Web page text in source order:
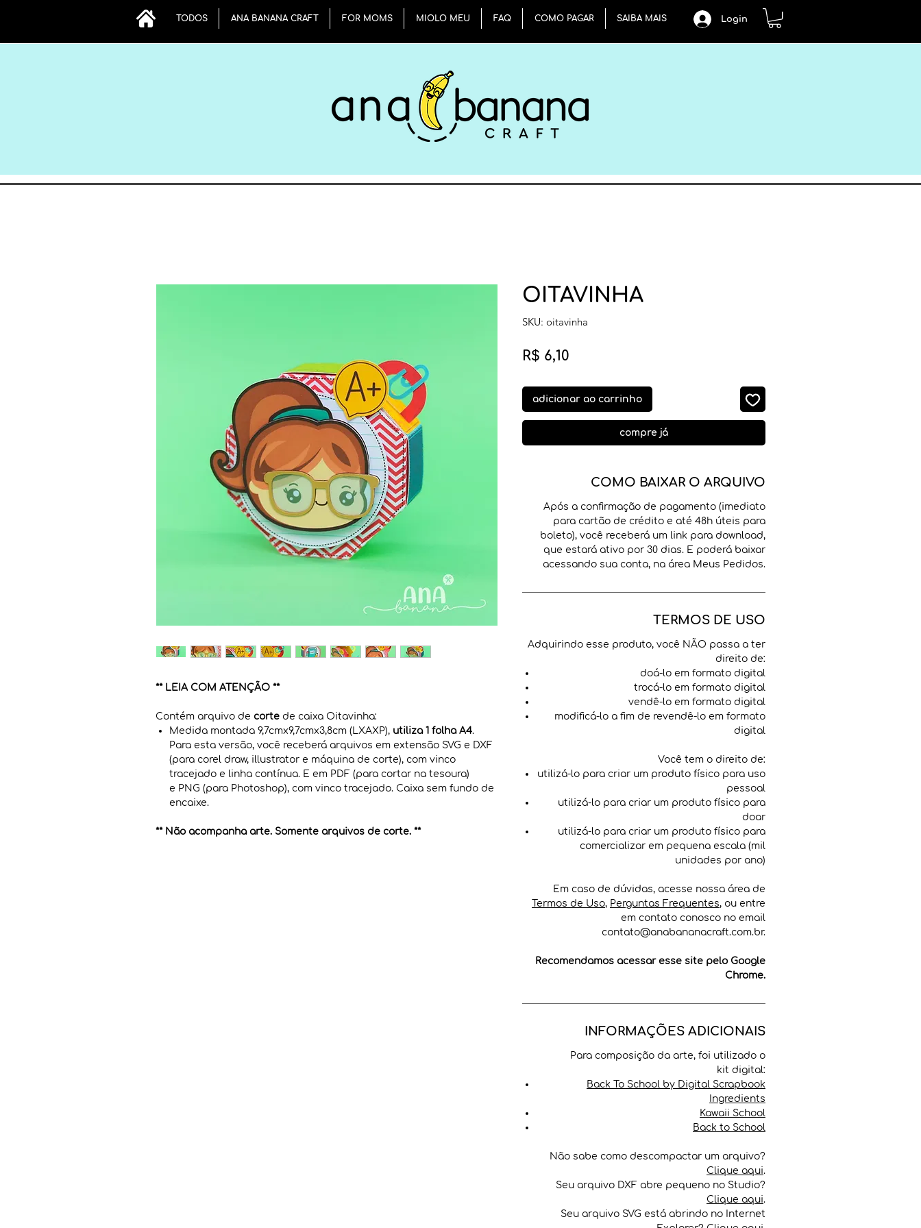
TODOS ANA BANANA CRAFT FOR MOMS MIOLO MEU FAQ COMO PAGAR SAIBA MAIS Login
** LEIA COM ATENÇÃO **
Contém arquivo de corte de caixa Oitavinha:
Medida montada 9,7cmx9,7cmx3,8cm (LXAXP), utiliza 1 folha A4.
Para esta versão, você receberá arquivos em extensão SVG e DXF
(para corel draw, illustrator e máquina de corte), com vinco
tracejado e linha contínua. E em PDF (para cortar na tesoura)
e PNG (para Photoshop), com vinco tracejado. Caixa sem fundo de
encaixe.
** Não acompanha arte. Somente arquivos de corte. **
OITAVINHA
SKU: oitavinha
R$ 6,10
adicionar ao carrinho
compre já
COMO BAIXAR O ARQUIVO
Após a confirmação de pagamento (imediato
para cartão de crédito e até 48h úteis para
boleto), você receberá um link para download,
que estará ativo por 30 dias. E poderá baixar
acessando sua conta, na área Meus Pedidos.
TERMOS DE USO
Adquirindo esse produto, você NÃO passa a ter
direito de:
doá-lo em formato digital
trocá-lo em formato digital
vendê-lo em formato digital
modificá-lo a fim de revendê-lo em formato
digital
Você tem o direito de:
utilizá-lo para criar um produto físico para uso
pessoal
utilizá-lo para criar um produto físico para
doar
utilizá-lo para criar um produto físico para
comercializar em pequena escala (mil
unidades por ano)
Em caso de dúvidas, acesse nossa área de
Termos de Uso, Perguntas Frequentes, ou entre
em contato conosco no email
contato@anabananacraft.com.br.
Recomendamos acessar esse site pelo Google
Chrome.
INFORMAÇÕES ADICIONAIS
Para composição da arte, foi utilizado o
kit digital:
Back To School by Digital Scrapbook
Ingredients
Kawaii School
Back to School
Não sabe como descompactar um arquivo?
Clique aqui.
Seu arquivo DXF abre pequeno no Studio?
Clique aqui.
Seu arquivo SVG está abrindo no Internet